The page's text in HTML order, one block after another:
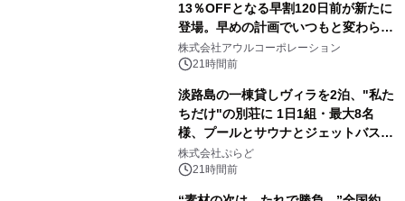
13％OFFとなる早割120日前が新たに
登場。早めの計画でいつもと変わらぬ
大人の冬旅を。ー夕日ヶ浦温泉「佳松
苑 別邸ふうか」ー
株式会社アウルコーポレーション
21時間前
淡路島の一棟貸しヴィラを2泊、"私た
ちだけ"の別荘に 1日1組・最大8名
様、プールとサウナとジェットバス付
きで Villa Mon Temps AWAJIの連泊
素泊りプラン
株式会社ぷらど
21時間前